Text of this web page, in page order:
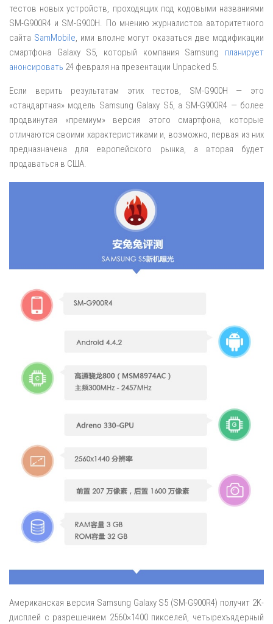
тестов новых устройств, проходящих под кодовыми названиями
SM-G900R4 и SM-G900H. По мнению журналистов авторитетного
сайта SamMobile , ими вполне могут оказаться две модификации
смартфона Galaxy S5, который компания Samsung планирует
анонсировать 24 февраля на презентации Unpacked 5.
Если верить результатам этих тестов, SM-G900H — это
«стандартная» модель Samsung Galaxy S5, а SM-G900R4 — более
продвинутая «премиум» версия этого смартфона, которые
отличаются своими характеристиками и, возможно, первая из них
предназначена для европейского рынка, а вторая будет
продаваться в США.
Американская версия Samsung Galaxy S5 (SM-G900R4) получит 2K-
дисплей с разрешением 2560×1400 пикселей, четырехъядерный